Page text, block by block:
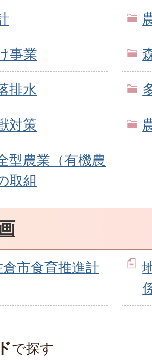
事業
排水
対策
型農業（有機農
取組
市食育推進計
で探す